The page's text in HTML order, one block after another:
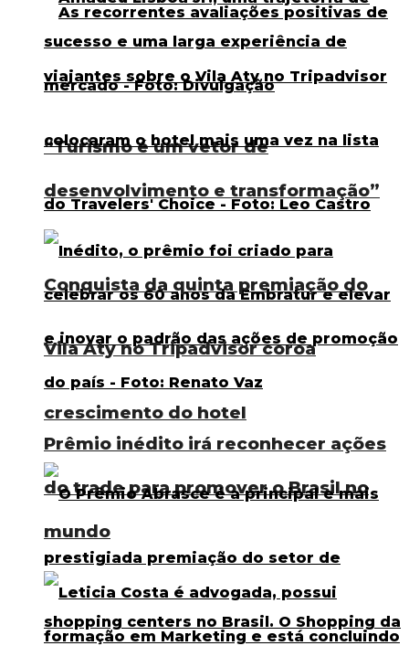
“Turismo é um vetor de
desenvolvimento e transformação”
Prêmio inédito irá reconhecer ações
do trade para promover o Brasil no
mundo
Conquista da quinta premiação do
Vila Aty no Tripadvisor coroa
crescimento do hotel